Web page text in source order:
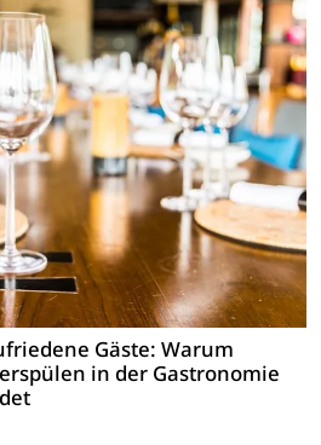
Gäste: Warum
in der Gastronomie